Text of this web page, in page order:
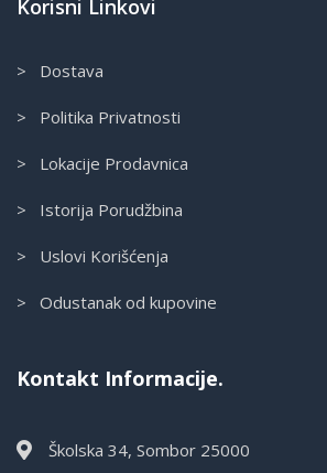
Korisni Linkovi
> Dostava
> Politika Privatnosti
> Lokacije Prodavnica
> Istorija Porudžbina
> Uslovi Korišćenja
> Odustanak od kupovine
Kontakt Informacije.
Školska 34, Sombor 25000